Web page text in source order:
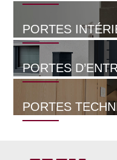
PORTES
PORTES
PORTES